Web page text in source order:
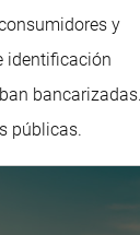
y
identificación
bancarizadas.
públicas.